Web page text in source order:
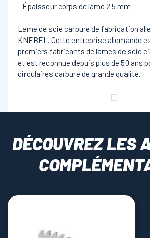
- Épaisseur corps de lame 2.5 mm
Lame de scie carbure de fabrication
KNEBEL. Cette entreprise allemande
premiers fabricants de lames de scie
et est reconnue depuis plus de 50 ans
circulaires carbure de grande qualité.
DÉCOUVREZ LES